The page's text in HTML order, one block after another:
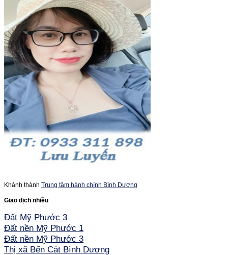
Khánh thành Trung tâm hành chính Bình Dương
Giao dịch nhiều
Đất Mỹ Phước 3
Đất nền Mỹ Phước 1
Đất nền Mỹ Phước 3
Thị xã Bến Cát Bình Dương